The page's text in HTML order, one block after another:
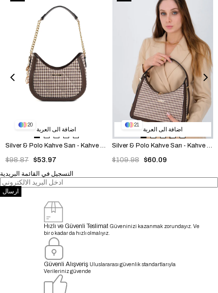
20
Silver & Polo Kahve Sarı - Kahve SP1168 Kadın Omuz Çantası
$53.97
$98.87
اضافة الى العربة
21
Silver & Polo Kahve Sarı - Kahve SP1187 Kadın Omuz Çantası
$60.09
$109.98
اضافة الى العربة
التسجيل في القائمة البريدية
ارسال
Hızlı ve Güvenli Teslimat Güveninizi kazanmak zorundayız. Ve
bir o kadar da hızlı olmalıyız.
Güvenli Alışveriş Uluslararası güvenlik standartlarıyla
Verileriniz güvende